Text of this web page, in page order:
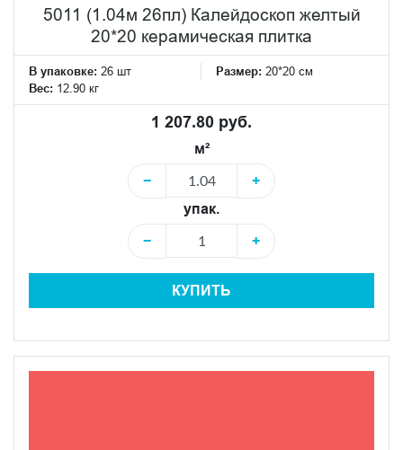
5011 (1.04м 26пл) Калейдоскоп желтый
20*20 керамическая плитка
В упаковке: 26 шт Размер: 20*20 см
Вес: 12.90 кг
1 207.80 руб.
м²
−
+
упак.
−
+
КУПИТЬ